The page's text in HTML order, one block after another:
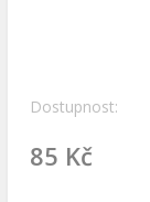
Dostupnost:
85 Kč